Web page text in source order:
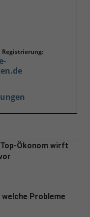
Ökonom wirft
welche Probleme